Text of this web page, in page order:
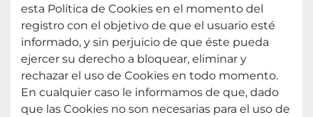
esta Política de Cookies en el momento del
registro con el objetivo de que el usuario esté
informado, y sin perjuicio de que éste pueda
ejercer su derecho a bloquear, eliminar y
rechazar el uso de Cookies en todo momento.
En cualquier caso le informamos de que, dado
que las Cookies no son necesarias para el uso de